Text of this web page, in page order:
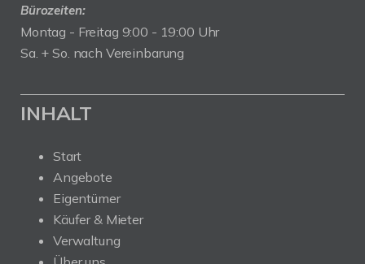
Bürozeiten:
Montag - Freitag 9:00 - 19:00 Uhr
Sa. + So. nach Vereinbarung
INHALT
Start
Angebote
Eigentümer
Käufer & Mieter
Verwaltung